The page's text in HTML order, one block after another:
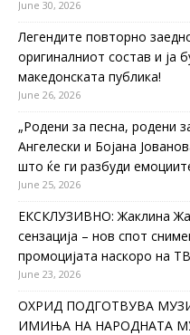
June 30, 2026
Легендите повторно
оригиналниот состав и ја
македонската публика!
June 26, 2026
„Родени за песна, родени
Ангелески и Бојана
што ќе ги разбуди
June 25, 2026
ЕКСКЛУЗИВНО: Жаклина
сензација – нов спот
промоцијата наскоро на
June 23, 2026
ОХРИД ПОДГОТВУВА
ИМИЊА НА НАРОДНАТА